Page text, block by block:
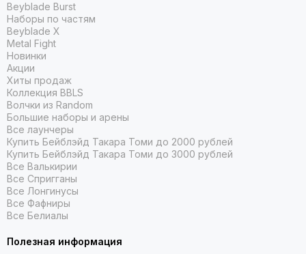
Beyblade Burst
Наборы по частям
Beyblade X
Metal Fight
Новинки
Акции
Хиты продаж
Коллекция BBLS
Волчки из Random
Большие наборы и арены
Все лаунчеры
Купить Бейблэйд Такара Томи до 2000 рублей
Купить Бейблэйд Такара Томи до 3000 рублей
Все Валькирии
Все Спригганы
Все Лонгинусы
Все Фафниры
Все Белиалы
Полезная информация